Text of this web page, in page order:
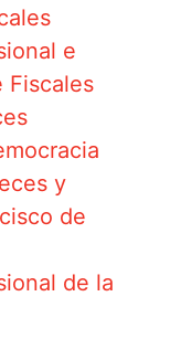
e
Fiscales
y
de
de la